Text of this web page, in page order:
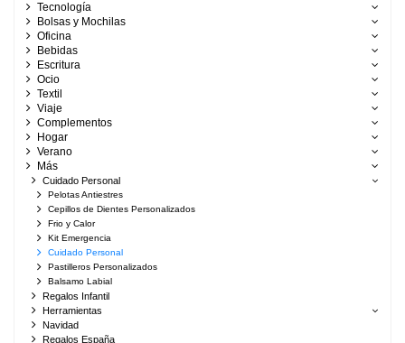
Tecnología
Bolsas y Mochilas
Oficina
Bebidas
Escritura
Ocio
Textil
Viaje
Complementos
Hogar
Verano
Más
Cuidado Personal
Pelotas Antiestres
Cepillos de Dientes Personalizados
Frio y Calor
Kit Emergencia
Cuidado Personal
Pastilleros Personalizados
Balsamo Labial
Regalos Infantil
Herramientas
Navidad
Regalos España